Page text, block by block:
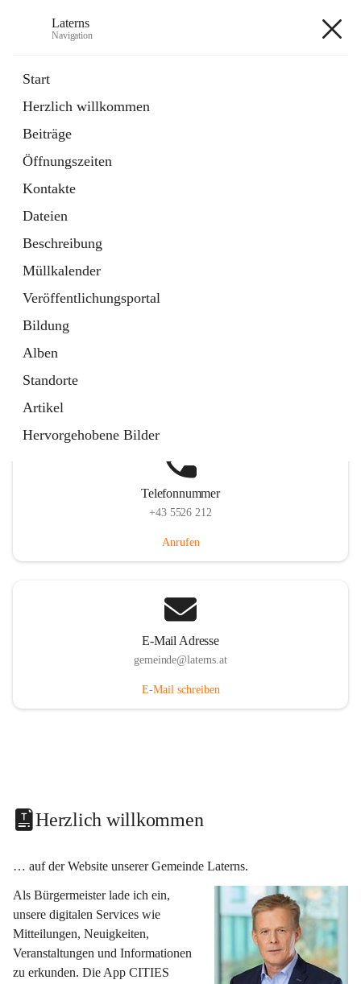
Laterns
Navigation
Start
Herzlich willkommen
Beiträge
Öffnungszeiten
Kontakte
Dateien
Beschreibung
Müllkalender
Veröffentlichungsportal
Bildung
Alben
Standorte
Artikel
Hervorgehobene Bilder
11 Schnellzugriffe
Soziales
1 Schnellzugriff
Telefonnummer
+43 5526 212
Anrufen
E-Mail Adresse
gemeinde@laterns.at
E-Mail schreiben
Herzlich willkommen
… auf der Website unserer Gemeinde Laterns.
Als Bürgermeister lade ich ein,
unsere digitalen Services wie
Mitteilungen, Neuigkeiten,
Veranstaltungen und Informationen
zu erkunden. Die App CITIES